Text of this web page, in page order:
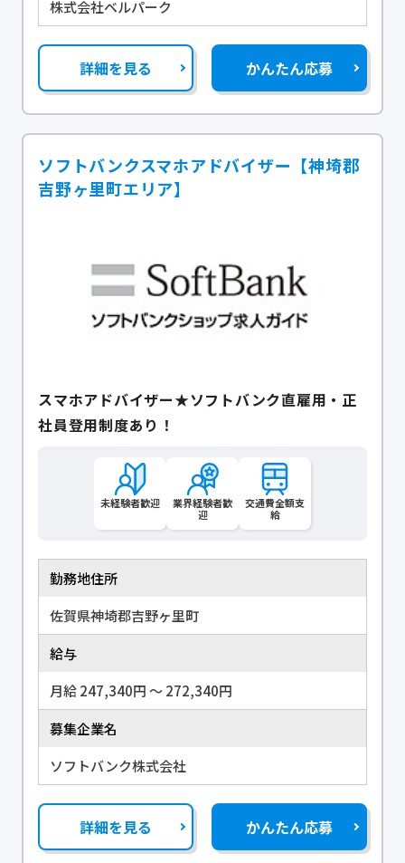
株式会社ベルパーク
詳細を見る かんたん応募
ソフトバンクスマホアドバイザー【神埼郡
吉野ヶ里町エリア】
スマホアドバイザー★ソフトバンク直雇用・正
社員登用制度あり！
未経験者歓迎
業界経験者歓
迎
交通費全額支
給
勤務地住所
佐賀県神埼郡吉野ヶ里町
給与
月給 247,340円 〜 272,340円
募集企業名
ソフトバンク株式会社
詳細を見る かんたん応募